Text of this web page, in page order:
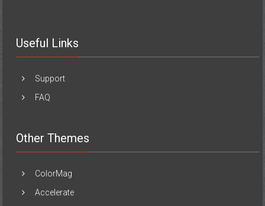
Useful Links
Support
FAQ
Other Themes
ColorMag
Accelerate